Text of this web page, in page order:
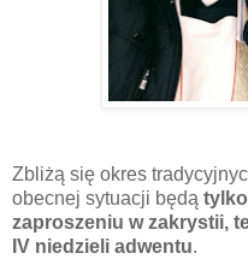
Zbliżą się okres
obecnej sytuacji będą
zaproszeniu w zakrystii,
IV niedzieli adwentu.